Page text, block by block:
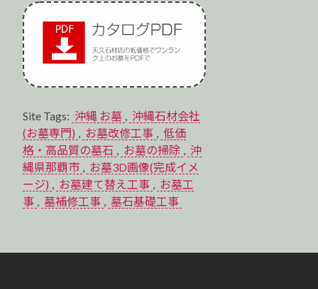
Site Tags: 沖縄 お墓 , 沖縄石材会社
(お墓専門) , お墓改修工事 , 低価
格・高品質の墓石 , お墓の掃除 , 沖
縄県那覇市 , お墓3D画像(完成イメ
ージ) , お墓建て替え工事 , お墓工
事 , 墓補修工事 , 墓石基礎工事